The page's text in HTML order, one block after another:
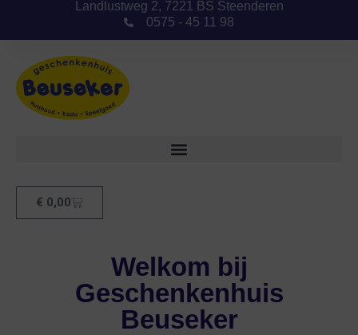
Landlustweg 2, 7221 BS Steenderen
0575 - 45 11 98
€ 0,00
Welkom bij
Geschenkenhuis
Beuseker